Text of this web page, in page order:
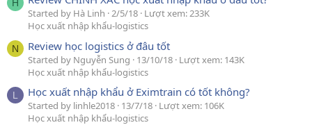
H
Started by Hà Linh 2/5/18 Lượt xem: 233K
Học xuất nhập khẩu-logistics
N Review học logistics ở đâu tốt
Started by Nguyễn Sung 13/10/18 Lượt xem: 143K
Học xuất nhập khẩu-logistics
L Học xuất nhập khẩu ở Eximtrain có tốt không?
Started by linhle2018 13/7/18 Lượt xem: 106K
Học xuất nhập khẩu-logistics